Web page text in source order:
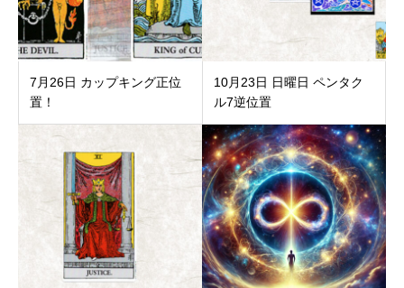
7月26日 カップキング正位
置！
10月23日 日曜日 ペンタク
ル7逆位置